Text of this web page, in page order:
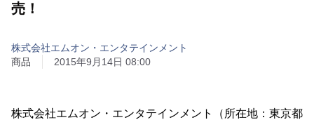
売！
株式会社エムオン・エンタテインメント
商品
2015年9月14日 08:00
株式会社エムオン・エンタテインメント（所在地：東京都